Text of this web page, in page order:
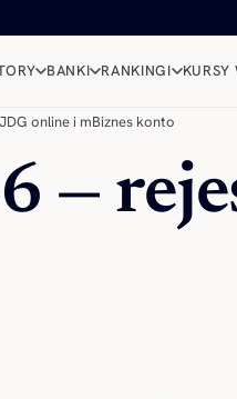
BANKI RANKINGI KURSY
online i mBiznes konto
—